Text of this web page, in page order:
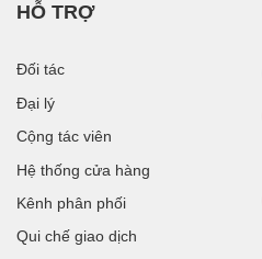
HỖ TRỢ
Đối tác
Đại lý
Cộng tác viên
Hệ thống cửa hàng
Kênh phân phối
Qui chế giao dịch